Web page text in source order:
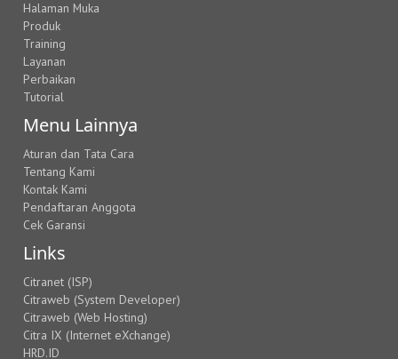
Halaman Muka
Produk
Training
Layanan
Perbaikan
Tutorial
Menu Lainnya
Aturan dan Tata Cara
Tentang Kami
Kontak Kami
Pendaftaran Anggota
Cek Garansi
Links
Citranet (ISP)
Citraweb (System Developer)
Citraweb (Web Hosting)
Citra IX (Internet eXchange)
HRD.ID